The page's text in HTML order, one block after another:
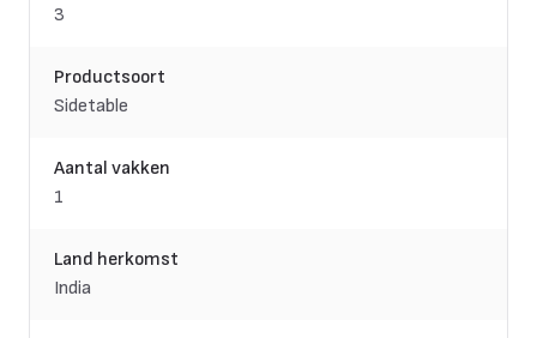
3
Productsoort
Sidetable
Aantal vakken
1
Land herkomst
India